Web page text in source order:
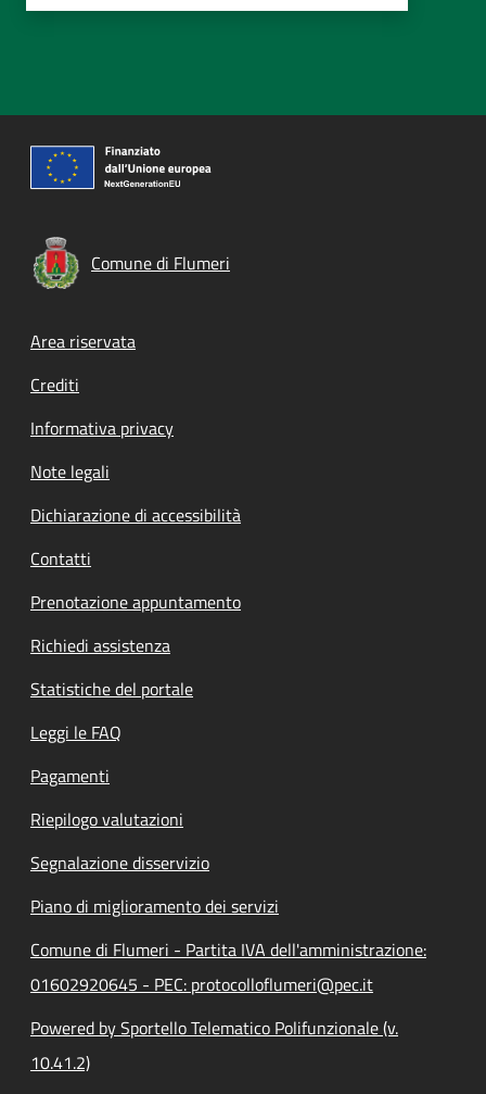
Comune di Flumeri
Footer menu
Area riservata
Crediti
Informativa privacy
Note legali
Dichiarazione di accessibilità
Contatti
Prenotazione appuntamento
Richiedi assistenza
Statistiche del portale
Leggi le FAQ
Pagamenti
Riepilogo valutazioni
Segnalazione disservizio
Piano di miglioramento dei servizi
Comune di Flumeri - Partita IVA dell'amministrazione:
01602920645 - PEC: protocolloflumeri@pec.it
Powered by Sportello Telematico Polifunzionale (v.
10.41.2)